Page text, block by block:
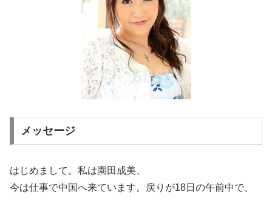
メッセージ
はじめまして。私は園田成美、
今は仕事で中国へ来ています。戻りが18日の午前中で、